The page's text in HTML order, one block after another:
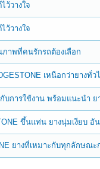
ว้วางใจ
ว้วางใจ
ภาพที่คนรักรถต้องเลือก
เหนือกว่ายางทั่ว
การใช้งาน พร้อมแนะนำ ย
ขึ้นแท่น ยางนุ่มเงียบ อั
ยางที่เหมาะกับทุกลักษณะ